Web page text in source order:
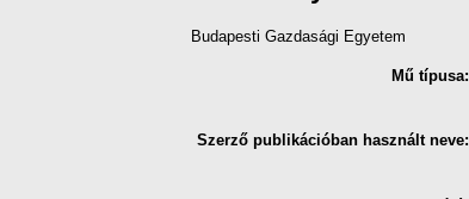
Budapesti Gazdasági Egyetem
Mű típusa:
Szerző publikációban használt neve: